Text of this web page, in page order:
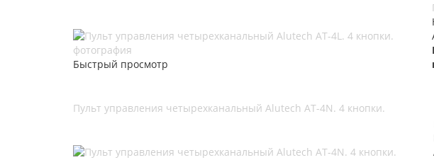
Быстрый просмотр
Пульт управления четырехканальный Alutech AT-4N. 4 кнопки.